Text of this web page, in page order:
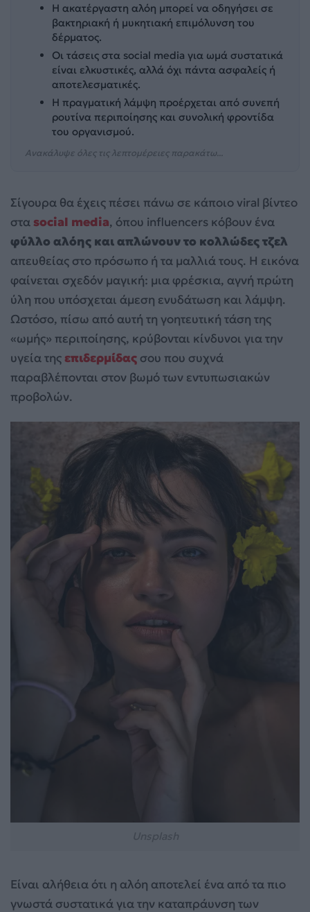
Η ακατέργαστη αλόη μπορεί να οδηγήσει σε
βακτηριακή ή μυκητιακή επιμόλυνση του
δέρματος.
Οι τάσεις στα social media για ωμά συστατικά
είναι ελκυστικές, αλλά όχι πάντα ασφαλείς ή
αποτελεσματικές.
Η πραγματική λάμψη προέρχεται από συνεπή
ρουτίνα περιποίησης και συνολική φροντίδα
του οργανισμού.
Ανακάλυψε όλες τις λεπτομέρειες παρακάτω...
Σίγουρα θα έχεις πέσει πάνω σε κάποιο viral βίντεο
στα social media, όπου influencers κόβουν ένα
φύλλο αλόης και απλώνουν το κολλώδες τζελ
απευθείας στο πρόσωπο ή τα μαλλιά τους. Η εικόνα
φαίνεται σχεδόν μαγική: μια φρέσκια, αγνή πρώτη
ύλη που υπόσχεται άμεση ενυδάτωση και λάμψη.
Ωστόσο, πίσω από αυτή τη γοητευτική τάση της
«ωμής» περιποίησης, κρύβονται κίνδυνοι για την
υγεία της επιδερμίδας σου που συχνά
παραβλέπονται στον βωμό των εντυπωσιακών
προβολών.
Είναι αλήθεια ότι η αλόη αποτελεί ένα από τα πιο
γνωστά συστατικά για την καταπράυνση των